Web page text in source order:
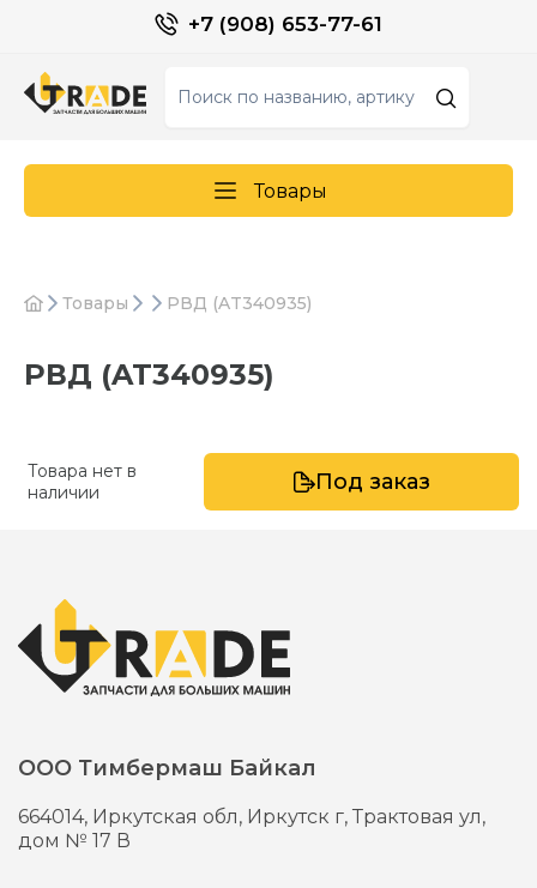
+7 (908) 653-77-61
Товары
Товары РВД (AT340935)
РВД (AT340935)
Товара нет в
наличии
Под заказ
ООО Тимбермаш Байкал
664014, Иркутская обл, Иркутск г,Трактовая ул,
дом № 17 В